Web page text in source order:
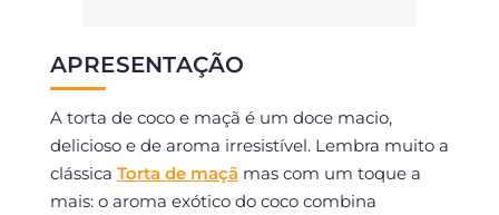
APRESENTAÇÃO
A torta de coco e maçã é um doce macio,
delicioso e de aroma irresistível. Lembra muito a
clássica Torta de maçã mas com um toque a
mais: o aroma exótico do coco combina